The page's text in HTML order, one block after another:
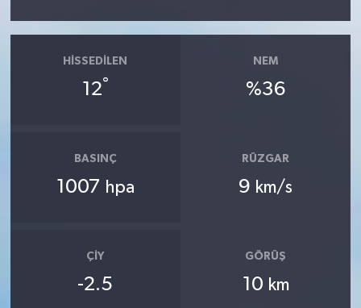
HISSEDILEN
12°
NEM
%36
BASINÇ
1007 hpa
RÜZGAR
9 km/s
ÇIY
-2.5
GÖRÜŞ
10 km